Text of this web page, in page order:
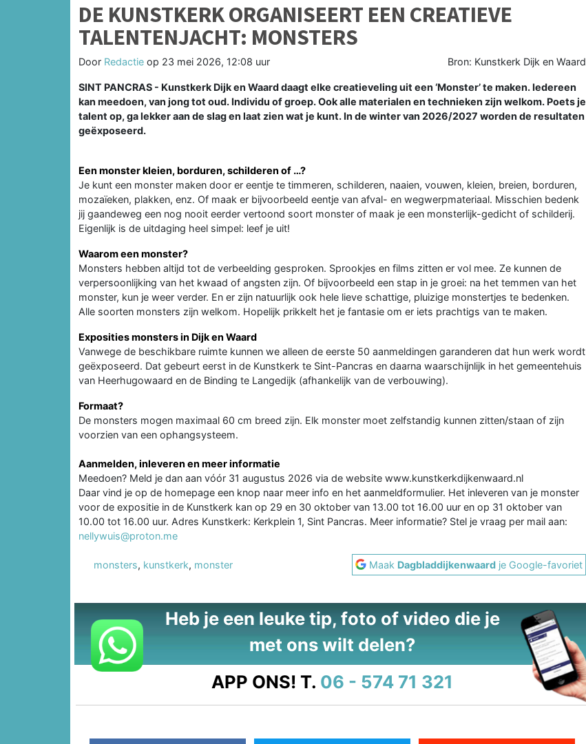
DE KUNSTKERK ORGANISEERT EEN CREATIEVE
TALENTENJACHT: MONSTERS
Door Redactie op 23 mei 2026, 12:08 uur Bron: Kunstkerk Dijk en Waard
SINT PANCRAS - Kunstkerk Dijk en Waard daagt elke creatieveling uit een ‘Monster’ te maken. Iedereen
kan meedoen, van jong tot oud. Individu of groep. Ook alle materialen en technieken zijn welkom. Poets je
talent op, ga lekker aan de slag en laat zien wat je kunt. In de winter van 2026/2027 worden de resultaten
geëxposeerd.
Een monster kleien, borduren, schilderen of …?
Je kunt een monster maken door er eentje te timmeren, schilderen, naaien, vouwen, kleien, breien, borduren,
mozaïeken, plakken, enz. Of maak er bijvoorbeeld eentje van afval- en wegwerpmateriaal. Misschien bedenk
jij gaandeweg een nog nooit eerder vertoond soort monster of maak je een monsterlijk-gedicht of schilderij.
Eigenlijk is de uitdaging heel simpel: leef je uit!
Waarom een monster?
Monsters hebben altijd tot de verbeelding gesproken. Sprookjes en films zitten er vol mee. Ze kunnen de
verpersoonlijking van het kwaad of angsten zijn. Of bijvoorbeeld een stap in je groei: na het temmen van het
monster, kun je weer verder. En er zijn natuurlijk ook hele lieve schattige, pluizige monstertjes te bedenken.
Alle soorten monsters zijn welkom. Hopelijk prikkelt het je fantasie om er iets prachtigs van te maken.
Exposities monsters in Dijk en Waard
Vanwege de beschikbare ruimte kunnen we alleen de eerste 50 aanmeldingen garanderen dat hun werk wordt
geëxposeerd. Dat gebeurt eerst in de Kunstkerk te Sint-Pancras en daarna waarschijnlijk in het gemeentehuis
van Heerhugowaard en de Binding te Langedijk (afhankelijk van de verbouwing).
Formaat?
De monsters mogen maximaal 60 cm breed zijn. Elk monster moet zelfstandig kunnen zitten/staan of zijn
voorzien van een ophangsysteem.
Aanmelden, inleveren en meer informatie
Meedoen? Meld je dan aan vóór 31 augustus 2026 via de website www.kunstkerkdijkenwaard.nl
Daar vind je op de homepage een knop naar meer info en het aanmeldformulier. Het inleveren van je monster
voor de expositie in de Kunstkerk kan op 29 en 30 oktober van 13.00 tot 16.00 uur en op 31 oktober van
10.00 tot 16.00 uur. Adres Kunstkerk: Kerkplein 1, Sint Pancras. Meer informatie? Stel je vraag per mail aan:
nellywuis@proton.me
monsters, kunstkerk, monster Maak Dagbladdijkenwaard je Google-favoriet
Heb je een leuke tip, foto of video die je
met ons wilt delen?
APP ONS! T. 06 - 574 71 321